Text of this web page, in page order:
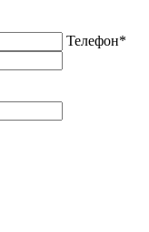
Телефон*